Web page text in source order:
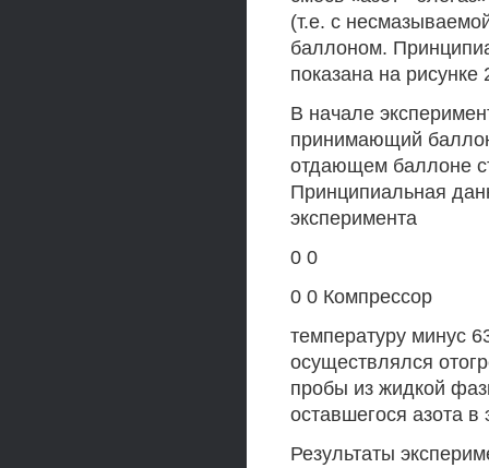
(т.е. с
баллоном.
показана на рисунке
В начале
принимающий
отдающем баллоне
Принципиальная
эксперимента
0 0
0 0 Компрессор
температуру минус
осуществлялся
пробы из жидкой
оставшегося азота в
Результаты